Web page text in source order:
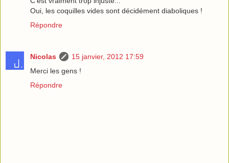
Oui, les coquilles vides sont décidément diaboliques !
Répondre
Nicolas
15 janvier, 2012 17:59
Merci les gens !
Répondre